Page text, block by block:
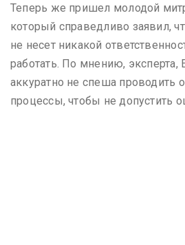
Теперь же пришел молодой
который справедливо заявил,
не несет никакой
работать. По мнению,
аккуратно не спеша проводить
процессы, чтобы не допустить